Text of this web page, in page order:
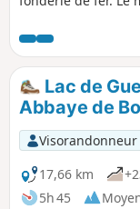
puis traverse la
charbonniers
aux foyers des
Lac de
Abbaye de
Visorandonneur
17,66 km
5h 45